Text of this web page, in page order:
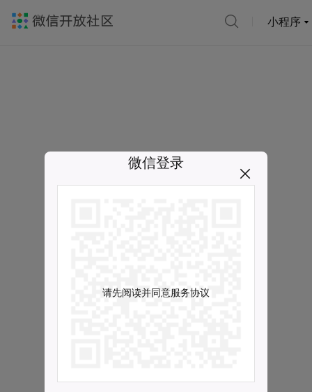
小程序
微信登录
请先阅读并同意服务协议